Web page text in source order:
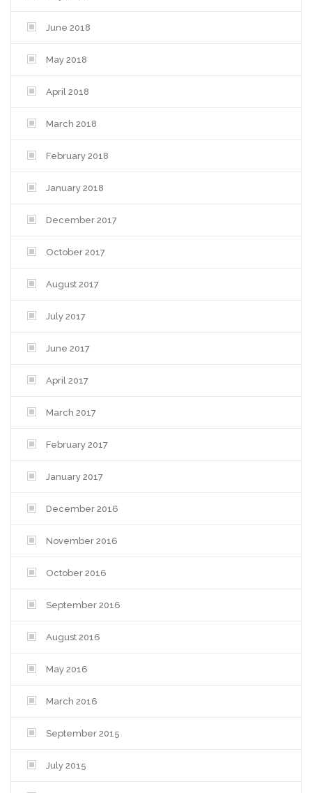
June 2018
May 2018
April 2018
March 2018
February 2018
January 2018
December 2017
October 2017
August 2017
July 2017
June 2017
April 2017
March 2017
February 2017
January 2017
December 2016
November 2016
October 2016
September 2016
August 2016
May 2016
March 2016
September 2015
July 2015